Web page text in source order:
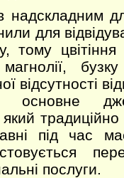
надскладним
для
тому цвітіння
магнолії,
відсутності
основне
під час
послуги.